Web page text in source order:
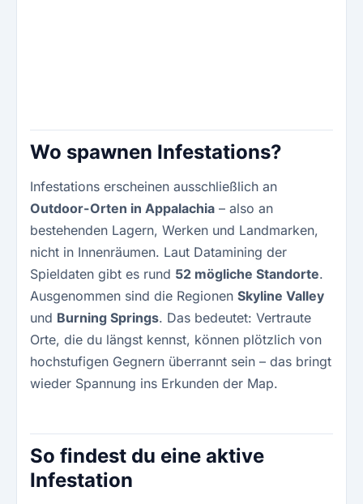
Wo spawnen Infestations?
Infestations erscheinen ausschließlich an
Outdoor-Orten in Appalachia – also an
bestehenden Lagern, Werken und Landmarken,
nicht in Innenräumen. Laut Datamining der
Spieldaten gibt es rund 52 mögliche Standorte.
Ausgenommen sind die Regionen Skyline Valley
und Burning Springs. Das bedeutet: Vertraute
Orte, die du längst kennst, können plötzlich von
hochstufigen Gegnern überrannt sein – das bringt
wieder Spannung ins Erkunden der Map.
So findest du eine aktive
Infestation